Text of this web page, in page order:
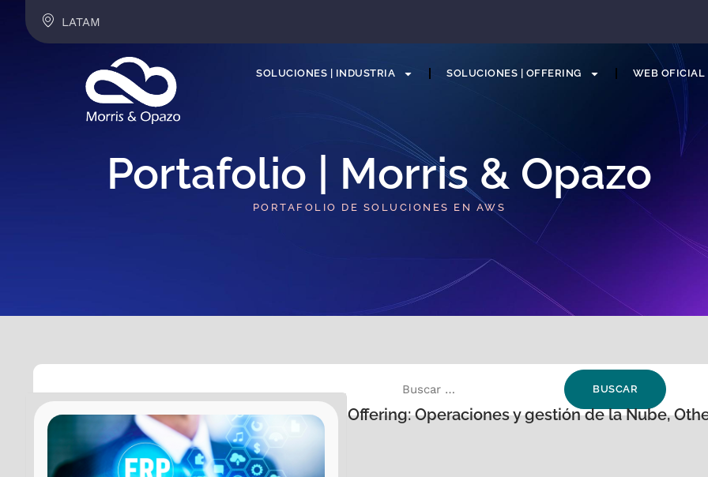
LATAM
SOLUCIONES | INDUSTRIA SOLUCIONES | OFFERING WEB OFICIAL
Portafolio | Morris & Opazo​
PORTAFOLIO DE SOLUCIONES EN AWS​
Selección: Offering: Operaciones y gestión de la Nube,